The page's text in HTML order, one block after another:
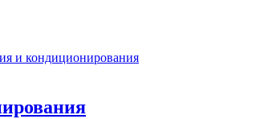
и кондиционирования